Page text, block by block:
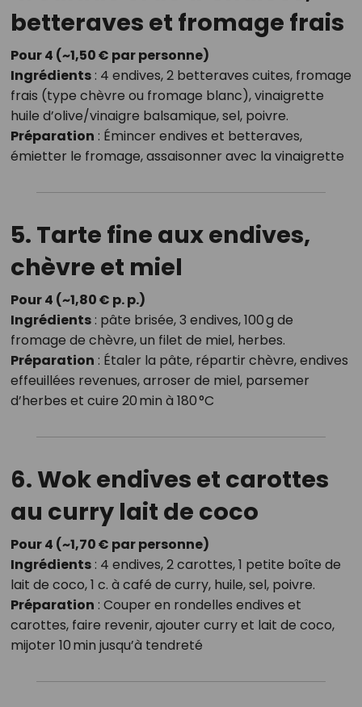
betteraves et fromage frais
Pour 4 (~1,50 € par personne)
Ingrédients: 4 endives, 2 betteraves cuites, fromage
frais (type chèvre ou fromage blanc), vinaigrette
huile d’olive/vinaigre balsamique, sel, poivre.
Préparation : Émincer endives et betteraves,
émietter le fromage, assaisonner avec la vinaigrette
5. Tarte fine aux endives,
chèvre et miel
Pour 4 (~1,80 € p. p.)
Ingrédients: pâte brisée, 3 endives, 100 g de
fromage de chèvre, un filet de miel, herbes.
Préparation : Étaler la pâte, répartir chèvre, endives
effeuillées revenues, arroser de miel, parsemer
d’herbes et cuire 20 min à 180 °C
6. Wok endives et carottes
au curry lait de coco
Pour 4 (~1,70 € par personne)
Ingrédients: 4 endives, 2 carottes, 1 petite boîte de
lait de coco, 1 c. à café de curry, huile, sel, poivre.
Préparation : Couper en rondelles endives et
carottes, faire revenir, ajouter curry et lait de coco,
mijoter 10 min jusqu’à tendreté